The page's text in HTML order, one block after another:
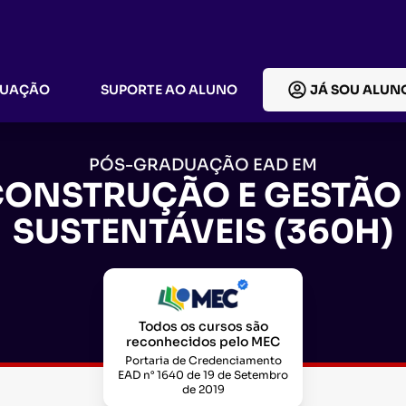
SUPORTE AO ALUNO JÁ SOU
PÓS-GRADUAÇÃO EAD EM
E
SUSTENTÁVEIS (360H)
Todos os cursos são
reconhecidos pelo MEC
Portaria de Credenciamento
EAD n° 1640 de 19 de Setembro
de 2019